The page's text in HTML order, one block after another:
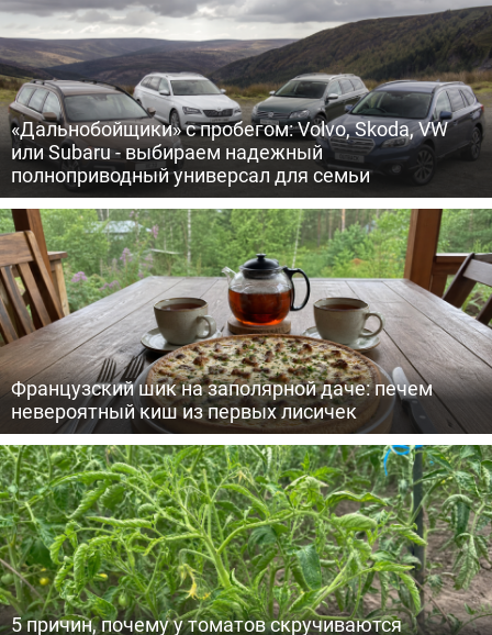
«Дальнобойщики» с пробегом: Volvo, Skoda, VW
или Subaru - выбираем надежный
полноприводный универсал для семьи
Французский шик на заполярной даче: печем
невероятный киш из первых лисичек
5 причин, почему у томатов скручиваются